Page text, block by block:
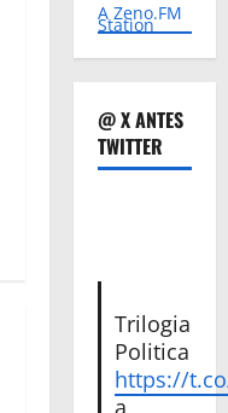
A Zeno.FM
Station
@ X ANTES
TWITTER
Trilogia
Politica
https://